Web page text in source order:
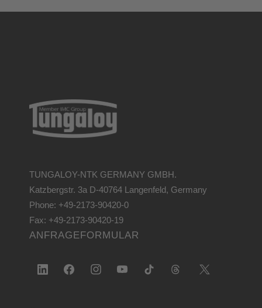
TUNGALOY-NTK GERMANY GMBH.
Katzbergstr. 3a D-40764 Langenfeld, Germany
Phone: +49-2173-90420-0
Fax: +49-2173-90420-19
ANFRAGEFORMULAR